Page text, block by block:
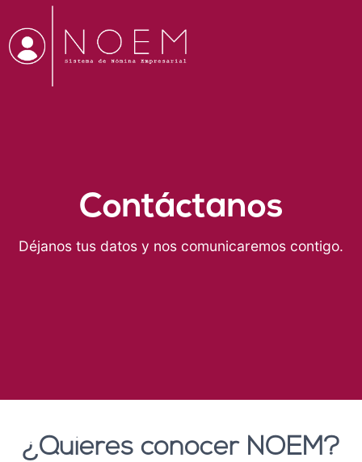
Contáctanos
Déjanos tus datos y nos comunicaremos contigo.
¿Quieres conocer NOEM?